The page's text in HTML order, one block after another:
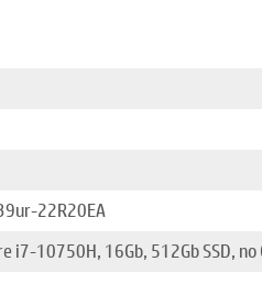
22R20EA
i7-10750H, 16Gb, 512Gb SSD, no